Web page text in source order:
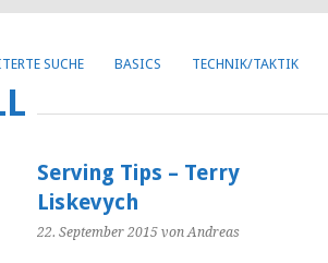
SUCHE BASICS TECHNIK/TAKTIK
Serving Tips – Terry
Liskevych
22. September 2015 von Andreas